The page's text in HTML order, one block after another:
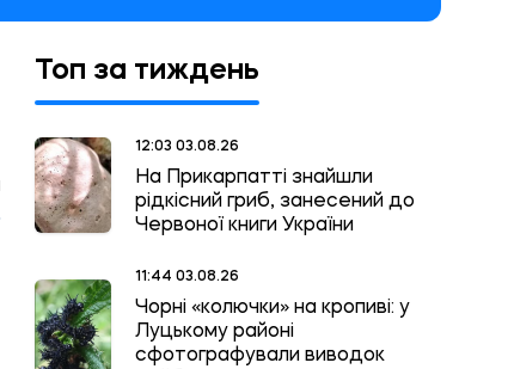
Топ за тиждень
12:03 03.08.26
На Прикарпатті знайшли
рідкісний гриб, занесений до
Червоної книги України
11:44 03.08.26
Чорні «колючки» на кропиві: у
Луцькому районі
сфотографували виводок